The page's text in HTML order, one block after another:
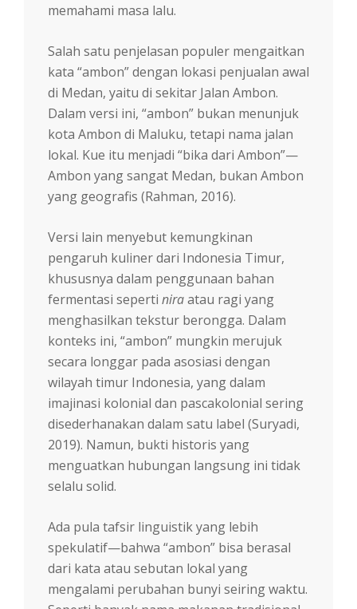
memahami masa lalu.
Salah satu penjelasan populer mengaitkan
kata “ambon” dengan lokasi penjualan awal
di Medan, yaitu di sekitar Jalan Ambon.
Dalam versi ini, “ambon” bukan menunjuk
kota Ambon di Maluku, tetapi nama jalan
lokal. Kue itu menjadi “bika dari Ambon”—
Ambon yang sangat Medan, bukan Ambon
yang geografis (Rahman, 2016).
Versi lain menyebut kemungkinan
pengaruh kuliner dari Indonesia Timur,
khususnya dalam penggunaan bahan
fermentasi seperti niraatau ragi yang
menghasilkan tekstur berongga. Dalam
konteks ini, “ambon” mungkin merujuk
secara longgar pada asosiasi dengan
wilayah timur Indonesia, yang dalam
imajinasi kolonial dan pascakolonial sering
disederhanakan dalam satu label (Suryadi,
2019). Namun, bukti historis yang
menguatkan hubungan langsung ini tidak
selalu solid.
Ada pula tafsir linguistik yang lebih
spekulatif—bahwa “ambon” bisa berasal
dari kata atau sebutan lokal yang
mengalami perubahan bunyi seiring waktu.